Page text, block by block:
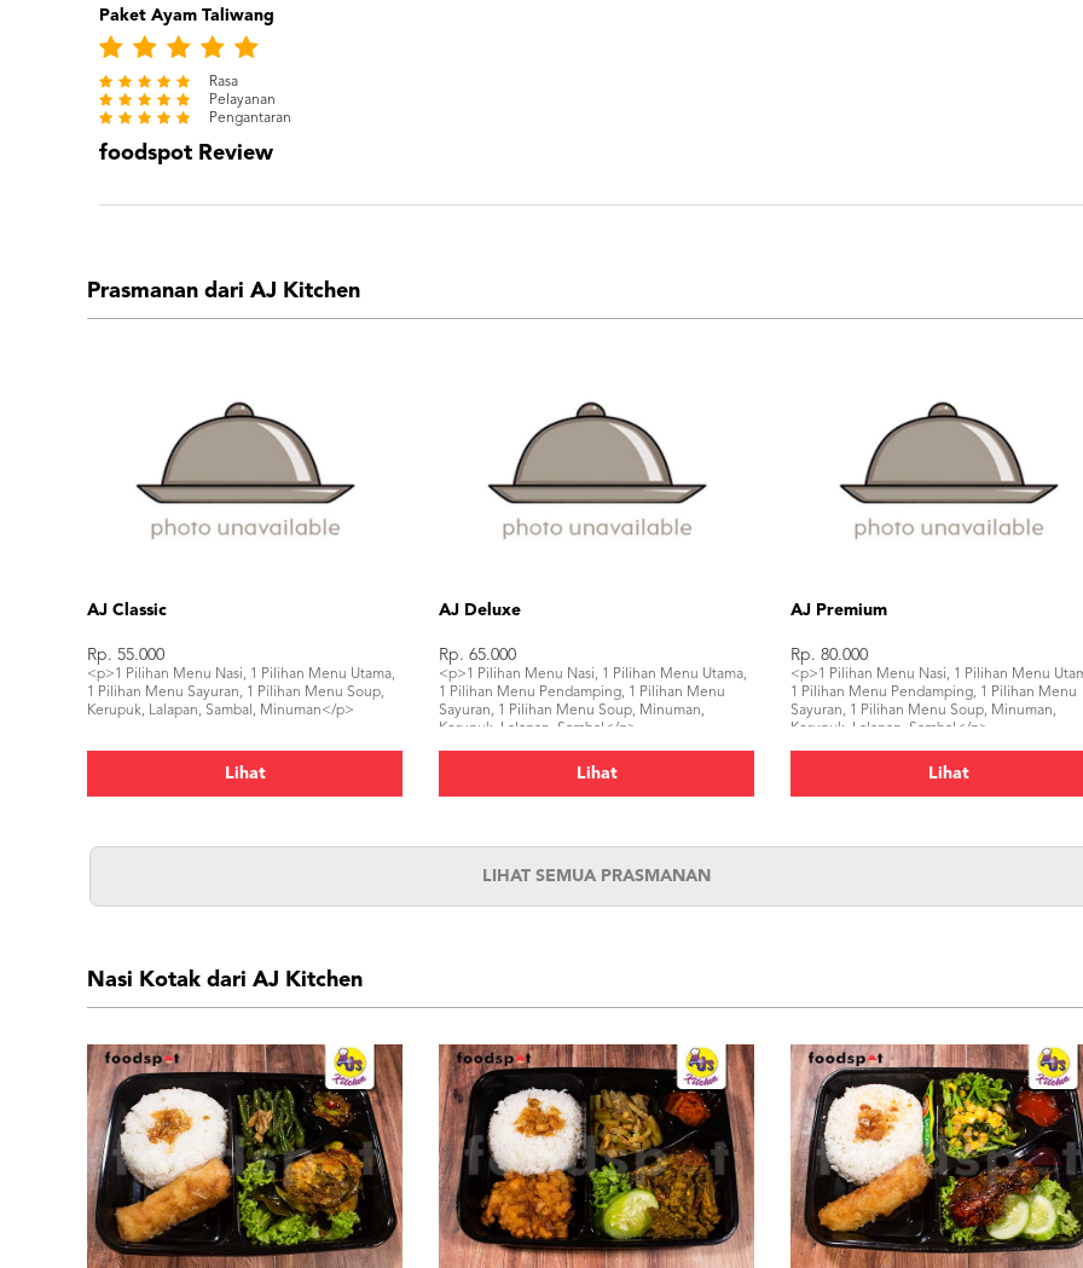
Paket Ayam Taliwang
Rasa
Pelayanan
Pengantaran
foodspot Review
Prasmanan dari AJ Kitchen
AJ Classic
Rp. 55.000
<p>1 Pilihan Menu Nasi, 1 Pilihan Menu Utama,
1 Pilihan Menu Sayuran, 1 Pilihan Menu Soup,
Kerupuk, Lalapan, Sambal, Minuman</p>
Lihat
AJ Deluxe
Rp. 65.000
<p>1 Pilihan Menu Nasi, 1 Pilihan Menu Utama,
1 Pilihan Menu Pendamping, 1 Pilihan Menu
Sayuran, 1 Pilihan Menu Soup, Minuman,
Kerupuk, Lalapan, Sambal</p>
Lihat
AJ Premium
Rp. 80.000
<p>1 Pilihan Menu Nasi, 1 Pilihan Menu
1 Pilihan Menu Pendamping, 1 Pilihan Menu
Sayuran, 1 Pilihan Menu Soup, Minuman,
Kerupuk, Lalapan, Sambal</p>
Lihat
LIHAT SEMUA PRASMANAN
Nasi Kotak dari AJ Kitchen